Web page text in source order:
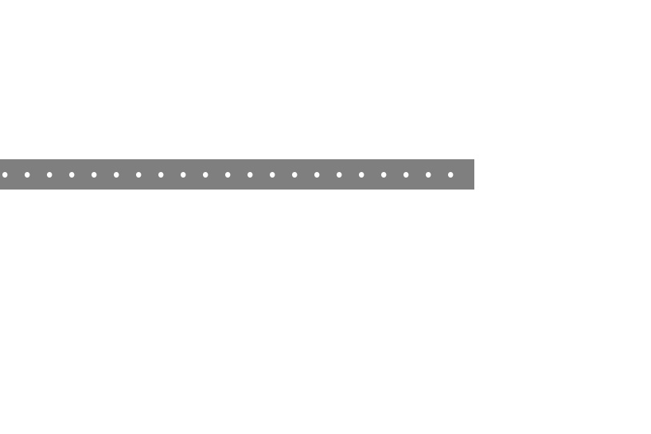
• • • • • • • • • • • • • • • • • • • • •